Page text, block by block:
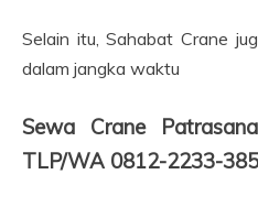
Selain itu, Sahabat Crane
dalam jangka waktu
Sewa Crane
TLP/WA 0812-2233-